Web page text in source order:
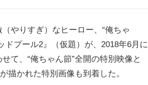
やりすぎ）なヒーロー、“俺ちゃ
ドプール2』（仮題）が、2018年6月に
て、“俺ちゃん節”全開の特別映像と
描かれた特別画像も到着した。